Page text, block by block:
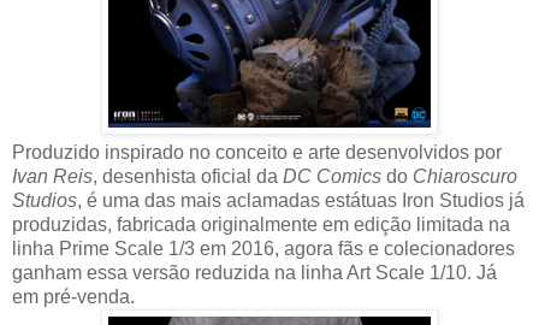
Produzido inspirado no conceito e arte desenvolvidos por
Ivan Reis, desenhista oficial da DC Comics do Chiaroscuro
Studios, é uma das mais aclamadas estátuas Iron Studios já
produzidas, fabricada originalmente em edição limitada na
linha Prime Scale 1/3 em 2016, agora fãs e colecionadores
ganham essa versão reduzida na linha Art Scale 1/10. Já
em pré-venda.